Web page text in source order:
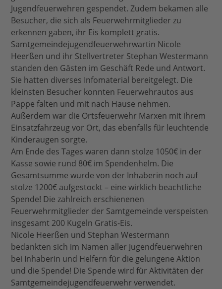
Jugendfeuerwehren gespendet. Zudem bekamen alle
Besucher, die sich als Feuerwehrmitglieder zu
erkennen gaben, ihr Eis komplett gratis.
Samtgemeindejugendfeuerwehrwartin Nicole
Heerßen und ihr Stellvertreter Stephan Westermann
standen den Gästen im Geschäft Rede und Antwort.
Sie hatten diverses Infomaterial bereitgelegt. Die
kleinsten Besucher konnten Feuerwehrautos aus
Pappe falten und mit nach Hause nehmen.
Außerdem war die Ortsfeuerwehr Marxen mit ihrem
Einsatzfahrzeug vor Ort, das ebenfalls für leuchtende
Kinderaugen sorgte.
Am Ende des Tages waren dann stolze 1050€ in der
Kasse sowie rund 80€ im Spendenhelm. Die
Gesamtsumme wurde von der Inhaberin noch auf
stolze 1200€ aufgestockt – eine wirklich beachtliche
Spende! Die zahlreich erschienenen
Feuerwehrmitglieder der Samtgemeinde verspeisten
insgesamt 200 Kugeln Gratis-Eis.
Nicole Heerßen und Stephan Westermann
bedankten sich im Namen aller Jugendfeuerwehren
bei Inhaberin und Helfern für die gelungene Aktion
und die Spende! Die Spende wird für Aktivitäten der
Samtgemeindejugendfeuerwehr verwendet.